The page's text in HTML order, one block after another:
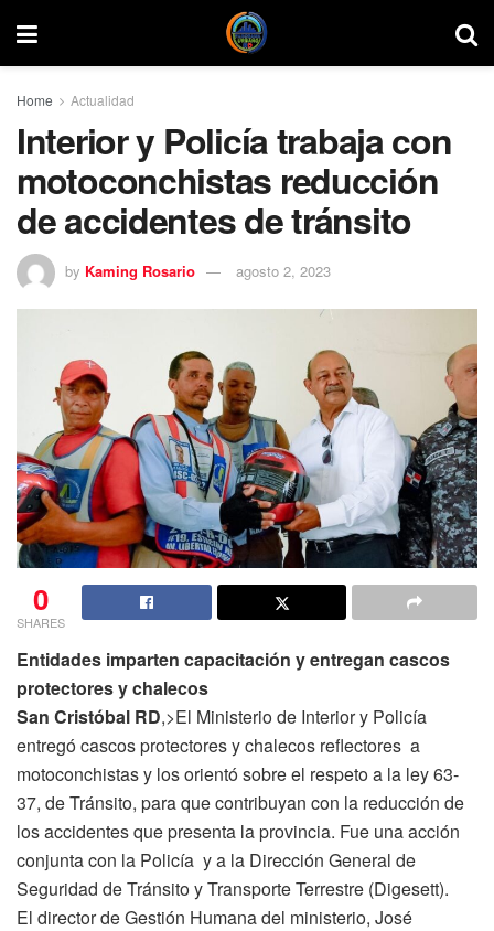
Home Actualidad
Interior y Policía trabaja con
motoconchistas reducción
de accidentes de tránsito
by Kaming Rosario agosto 2, 2023
0
SHARES
Entidades imparten capacitación y entregan cascos
protectores y chalecos
San Cristóbal RD,>El Ministerio de Interior y Policía
entregó cascos protectores y chalecos reflectores a
motoconchistas y los orientó sobre el respeto a la ley 63-
37, de Tránsito, para que contribuyan con la reducción de
los accidentes que presenta la provincia. Fue una acción
conjunta con la Policía y a la Dirección General de
Seguridad de Tránsito y Transporte Terrestre (Digesett).
El director de Gestión Humana del ministerio, José